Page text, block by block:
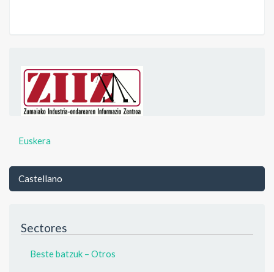
Euskera
Castellano
Sectores
Beste batzuk – Otros